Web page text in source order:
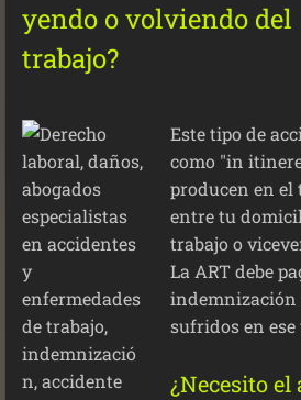
yendo o volviendo del
trabajo?
Este tipo de
como "in
producen en
entre tu
trabajo o
La ART debe
sufridos en ese
¿Necesito